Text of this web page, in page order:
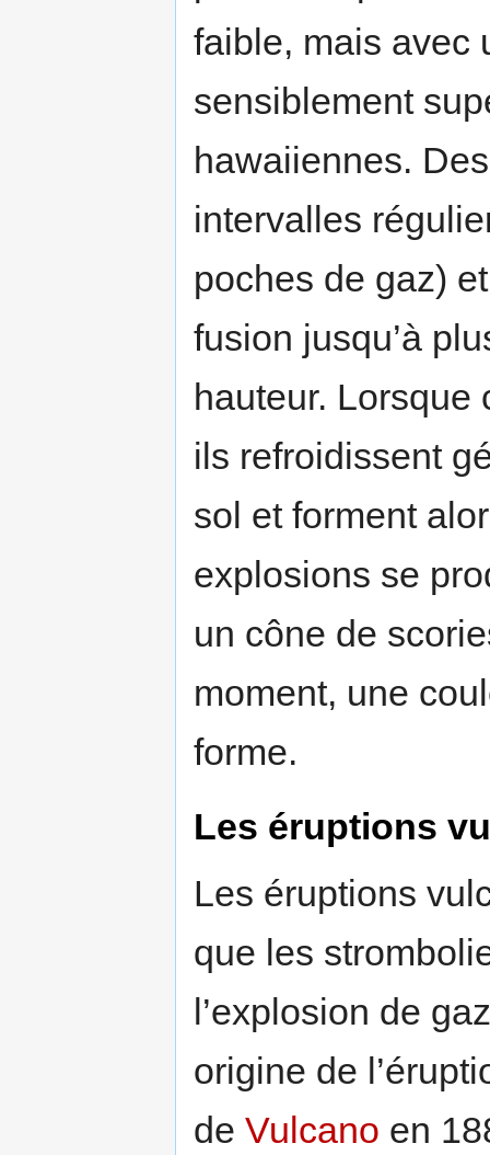
faible, mais avec
sensiblement
hawaiiennes.
intervalles
poches de gaz)
fusion jusqu’à
hauteur. Lorsque
ils refroidissent
sol et forment
explosions se
un cône de
moment, une
forme.
Les éruptions
Les éruptions
que les
l’explosion de
origine de
de Vulcano en